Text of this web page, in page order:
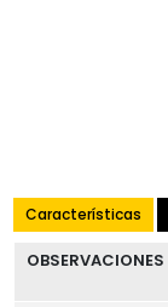
Características
OBSERVACIONES